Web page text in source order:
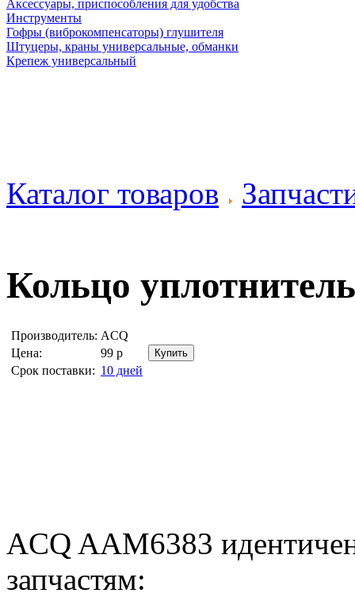
Аксессуары, приспособления для удобства
Инструменты
Гофры (виброкомпенсаторы) глушителя
Штуцеры, краны универсальные, обманки
Крепеж универсальный
Каталог товаров
Кольцо
Производитель: ACQ
Цена:
99 р
Срок поставки: 10 дней
ACQ AAM6383
запчастям: